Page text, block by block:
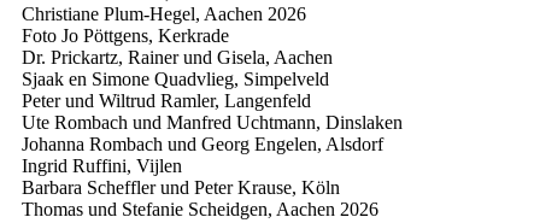
Christiane Plum-Hegel, Aachen 2026
Foto Jo Pöttgens, Kerkrade
Dr. Prickartz, Rainer und Gisela, Aachen
Sjaak en Simone Quadvlieg, Simpelveld
Peter und Wiltrud Ramler, Langenfeld
Ute Rombach und Manfred Uchtmann, Dinslaken
Johanna Rombach und Georg Engelen, Alsdorf
Ingrid Ruffini, Vijlen
Barbara Scheffler und Peter Krause, Köln
Thomas und Stefanie Scheidgen, Aachen 2026